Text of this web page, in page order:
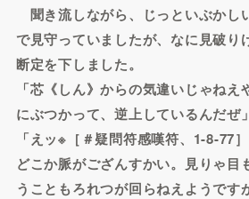
聞き流しながら、じっといぶかし
で見守っていましたが、なに見破り
断定を下しました。
「芯《しん》からの気違いじゃね
にぶつかって、逆上しているんだぜ」
「えッ※［＃疑問符感嘆符、1-8-
どこか脈がござんすかい。見りゃ目
うこともろれつが回らねえようです